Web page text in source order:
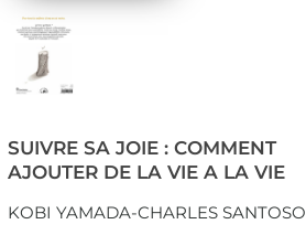
SUIVRE SA JOIE : COMMENT
AJOUTER DE LA VIE A LA VIE
KOBI YAMADA-CHARLES SANTOSO